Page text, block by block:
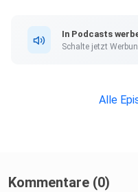
In Podcasts
Schalte jetzt
Alle
Kommentare (0)